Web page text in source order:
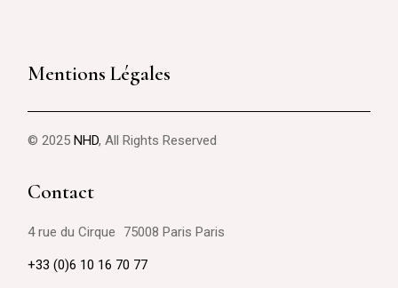
Mentions Légales
© 2025NHD, All Rights Reserved
Contact
4 rue du Cirque 75008 Paris Paris
+33 (0)6 10 16 70 77